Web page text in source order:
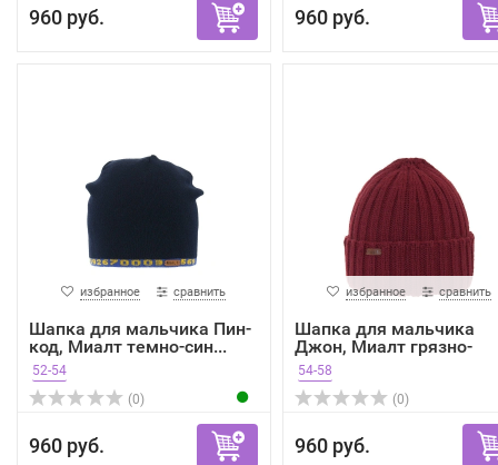
960 руб. 960 руб.
избранное сравнить
Шапка для мальчика Пин-
код, Миалт темно-син...
52-54
(0)
960 руб.
избранное сравнить
Шапка для мальчика
Джон, Миалт грязно-
винны...
54-58
(0)
960 руб.